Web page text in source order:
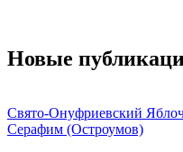
Новые
Свято-Онуфриевский
Серафим (Остроумов)